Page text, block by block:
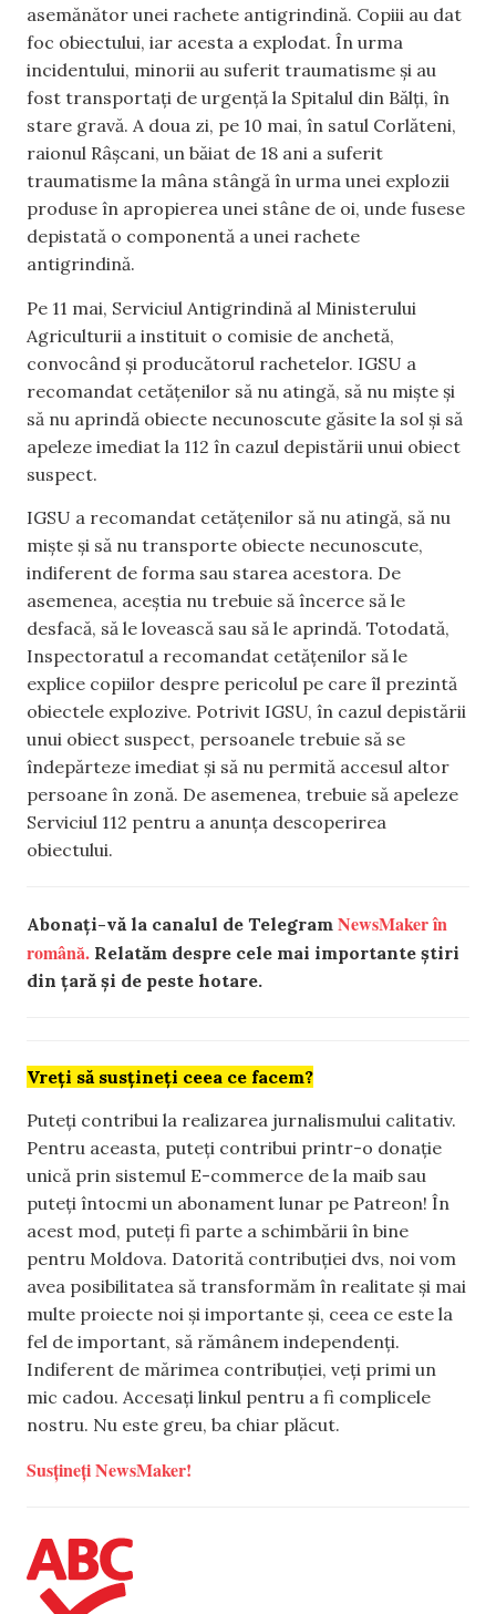
asemănător unei rachete antigrindină. Copiii au dat
foc obiectului, iar acesta a explodat. În urma
incidentului, minorii au suferit traumatisme și au
fost transportați de urgență la Spitalul din Bălți, în
stare gravă. A doua zi, pe 10 mai, în satul Corlăteni,
raionul Râșcani, un băiat de 18 ani a suferit
traumatisme la mâna stângă în urma unei explozii
produse în apropierea unei stâne de oi, unde fusese
depistată o componentă a unei rachete
antigrindină.
Pe 11 mai, Serviciul Antigrindină al Ministerului
Agriculturii a instituit o comisie de anchetă,
convocând și producătorul rachetelor. IGSU a
recomandat cetățenilor să nu atingă, să nu miște și
să nu aprindă obiecte necunoscute găsite la sol și să
apeleze imediat la 112 în cazul depistării unui obiect
suspect.
IGSU a recomandat cetățenilor să nu atingă, să nu
miște și să nu transporte obiecte necunoscute,
indiferent de forma sau starea acestora. De
asemenea, aceștia nu trebuie să încerce să le
desfacă, să le lovească sau să le aprindă. Totodată,
Inspectoratul a recomandat cetățenilor să le
explice copiilor despre pericolul pe care îl prezintă
obiectele explozive. Potrivit IGSU, în cazul depistării
unui obiect suspect, persoanele trebuie să se
îndepărteze imediat și să nu permită accesul altor
persoane în zonă. De asemenea, trebuie să apeleze
Serviciul 112 pentru a anunța descoperirea
obiectului.
Abonați-vă la canalul de Telegram NewsMaker în
română. Relatăm despre cele mai importante știri
din țară și de peste hotare.
Vreți să susțineți ceea ce facem?
Puteți contribui la realizarea jurnalismului calitativ.
Pentru aceasta, puteți contribui printr-o donație
unică prin sistemul E-commerce de la maib sau
puteți întocmi un abonament lunar pe Patreon! În
acest mod, puteți fi parte a schimbării în bine
pentru Moldova. Datorită contribuției dvs, noi vom
avea posibilitatea să transformăm în realitate și mai
multe proiecte noi și importante și, ceea ce este la
fel de important, să rămânem independenți.
Indiferent de mărimea contribuției, veți primi un
mic cadou. Accesați linkul pentru a fi complicele
nostru. Nu este greu, ba chiar plăcut.
Susțineți NewsMaker!